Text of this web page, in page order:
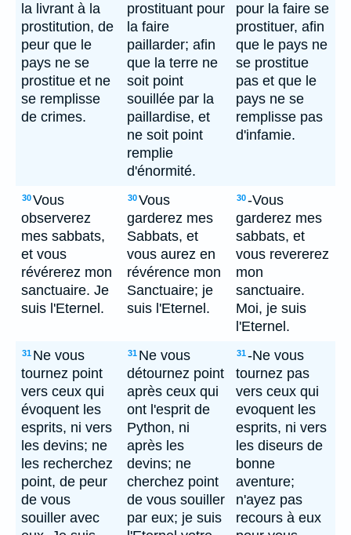
la livrant à la
prostitution, de
peur que le
pays ne se
prostitue et ne
se remplisse
de crimes.
prostituant pour
la faire
paillarder; afin
que la terre ne
soit point
souillée par la
paillardise, et
ne soit point
remplie
d'énormité.
pour la faire se
prostituer, afin
que le pays ne
se prostitue
pas et que le
pays ne se
remplisse pas
d'infamie.
30Vous
observerez
mes sabbats,
et vous
révérerez mon
sanctuaire. Je
suis l'Eternel.
30Vous
garderez mes
Sabbats, et
vous aurez en
révérence mon
Sanctuaire; je
suis l'Eternel.
30-Vous
garderez mes
sabbats, et
vous revererez
mon
sanctuaire.
Moi, je suis
l'Eternel.
31 Ne vous
tournez point
vers ceux qui
évoquent les
esprits, ni vers
les devins; ne
les recherchez
point, de peur
de vous
souiller avec
31 Ne vous
détournez point
après ceux qui
ont l'esprit de
Python, ni
après les
devins; ne
cherchez point
de vous souiller
par eux; je suis
31-Ne vous
tournez pas
vers ceux qui
evoquent les
esprits, ni vers
les diseurs de
bonne
aventure;
n'ayez pas
recours à eux